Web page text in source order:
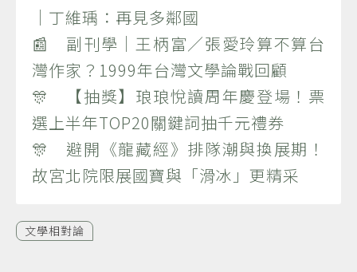
｜丁維瑀：再見多鄰國
📰 副刊學｜王柄富／張愛玲算不算台
灣作家？1999年台灣文學論戰回顧
🎊 【抽獎】琅琅悅讀周年慶登場！票
選上半年TOP20關鍵詞抽千元禮券
🎊 避開《龍藏經》排隊潮與換展期！
故宮北院限展國寶與「滑冰」更精采
文學相對論